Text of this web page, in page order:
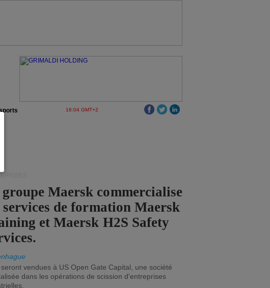
16:04 GMT+2
Maersk commercialise
services de formation Maersk
et Maersk H2S Safety
seront vendues à US Open Gate Capital, une société
dans les opérations de scission d'entreprises